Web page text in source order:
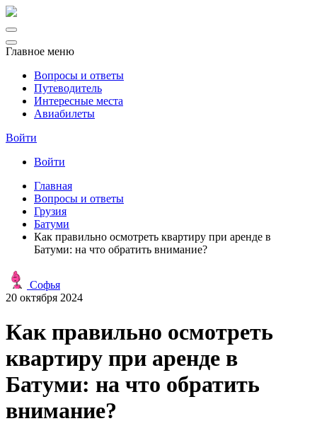
Главное меню
Вопросы и ответы
Путеводитель
Интересные места
Авиабилеты
Войти
Войти
Главная
Вопросы и ответы
Грузия
Батуми
Как правильно осмотреть квартиру при аренде в
Батуми: на что обратить внимание?
Софья
20 октября 2024
Как правильно осмотреть
квартиру при аренде в
Батуми: на что обратить
внимание?